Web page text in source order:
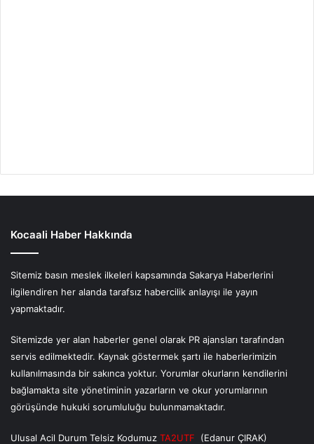
Kocaali Haber Hakkında
Sitemiz basın meslek ilkeleri kapsamında Sakarya Haberlerini
ilgilendiren her alanda tarafsız habercilik anlayışı ile yayın
yapmaktadır.
Sitemizde yer alan haberler genel olarak PR ajansları tarafından
servis edilmektedir. Kaynak göstermek şartı ile haberlerimizin
kullanılmasında bir sakınca yoktur. Yorumlar okurların kendilerini
bağlamakta site yönetiminin yazarların ve okur yorumlarının
görüşünde hukuki sorumluluğu bulunmamaktadır.
Ulusal Acil Durum Telsiz Kodumuz TA2UTF (Edanur ÇIRAK)